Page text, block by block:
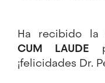
Ha recibido la
CUM LAUDE
¡felicidades Dr.